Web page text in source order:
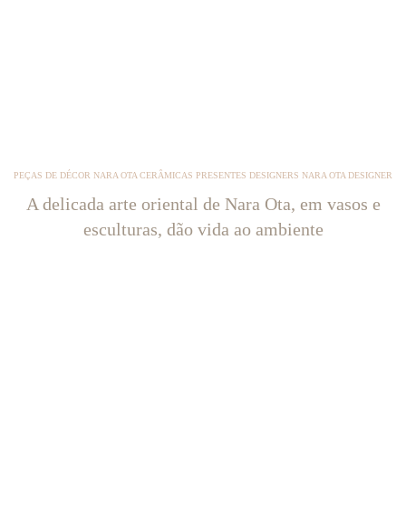
PEÇAS DE DÉCOR NARA OTA CERÂMICAS PRESENTES DESIGNERS NARA OTA DESIGNER
A delicada arte oriental de Nara Ota, em vasos e
esculturas, dão vida ao ambiente